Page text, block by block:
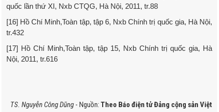
quốc lần thứ XI, Nxb CTQG, Hà Nội, 2011, tr.88
[16] Hồ Chí Minh,Toàn tập, tập 6, Nxb Chính trị quốc gia, Hà Nội,
tr.432
[17] Hồ Chí Minh,Toàn tập, tập 15, Nxb Chính trị quốc gia, Hà
Nội, 2011, tr.616
TS. Nguyễn Công Dũng - Nguồn: Theo Báo điện tử Đảng cộng sản Việt